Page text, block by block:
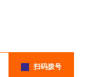
扫码拨号